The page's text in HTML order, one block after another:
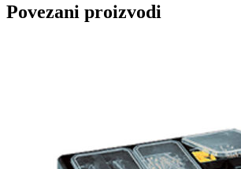
Povezani proizvodi